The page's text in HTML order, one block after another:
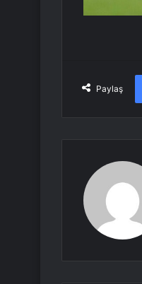
Paylaş